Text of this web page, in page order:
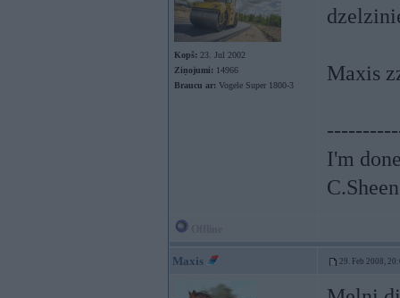
Kopš: 23. Jul 2002
Ziņojumi: 14966
Braucu ar: Vogele Super 1800-3
Maxis
I'm
C.Sheen
Maxis 29. Feb 2008,